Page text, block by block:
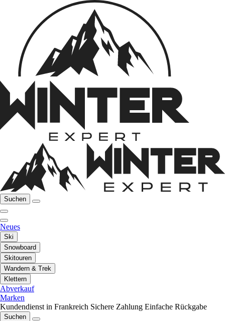
Suchen
Neues
Ski
Snowboard
Skitouren
Wandern & Trek
Klettern
Abverkauf
Marken
Kundendienst in Frankreich Sichere Zahlung Einfache Rückgabe
Suchen